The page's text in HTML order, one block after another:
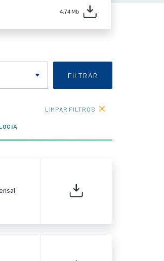
4.74 Mb
FILTRAR
LIMPAR FILTROS